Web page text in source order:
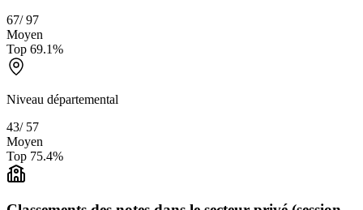
67/97
Moyen
Top 69.1%
Niveau départemental
43/ 57
Moyen
Top 75.4%